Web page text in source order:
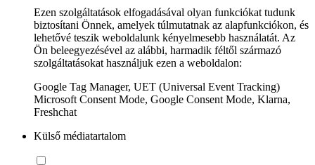
Ezen szolgáltatások elfogadásával olyan funkciókat tudunk
biztosítani Önnek, amelyek túlmutatnak az alapfunkciókon, és
lehetővé teszik weboldalunk kényelmesebb használatát. Az
Ön beleegyezésével az alábbi, harmadik féltől származó
szolgáltatásokat használjuk ezen a weboldalon:
Google Tag Manager, UET (Universal Event Tracking)
Microsoft Consent Mode, Google Consent Mode, Klarna,
Freshchat
Külső médiatartalom